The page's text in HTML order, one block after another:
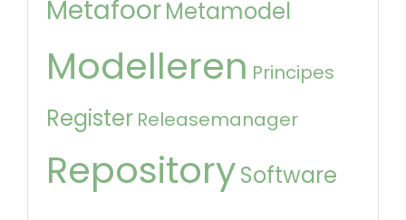
MetafoorMetamodel
Modelleren Principes
Register Releasemanager
RepositorySoftware